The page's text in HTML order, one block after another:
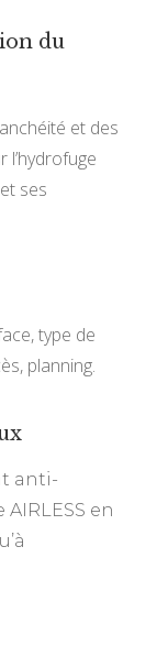
du
et des
l’hydrofuge
ses
type de
planning.
anti-
en